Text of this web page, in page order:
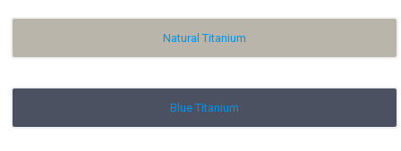
Natural Titanium
Blue Titanium